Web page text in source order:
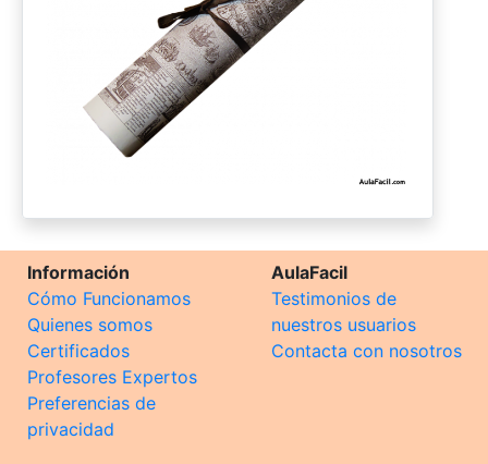
Información
Cómo Funcionamos
Quienes somos
Certificados
Profesores Expertos
Preferencias de
privacidad
AulaFacil
Testimonios de
nuestros usuarios
Contacta con nosotros